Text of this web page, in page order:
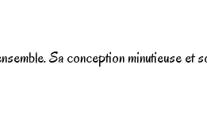
Sa conception minutieuse